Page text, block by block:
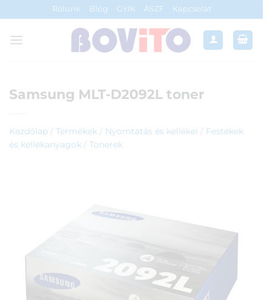
to
content
Rólunk Blog GYIK ÁSZF Kapcsolat
Samsung MLT-D2092L toner
Kezdőlap / Termékek / Nyomtatás és kellékei / Festékek
és kellékanyagok / Tonerek